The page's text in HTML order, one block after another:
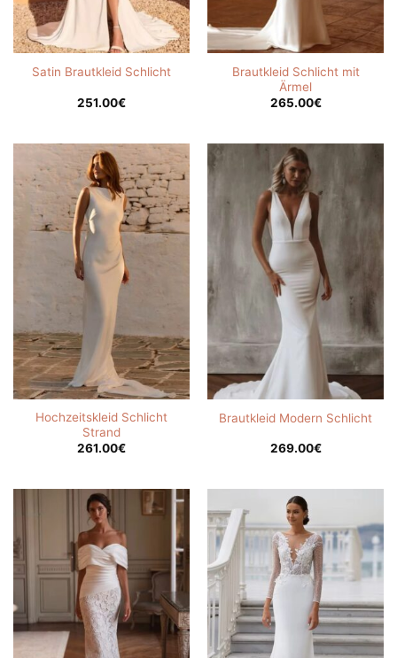
Satin Brautkleid Schlicht
251.00€
Brautkleid Schlicht mit
Ärmel
265.00€
Hochzeitskleid Schlicht
Strand
261.00€
Brautkleid Modern Schlicht
269.00€